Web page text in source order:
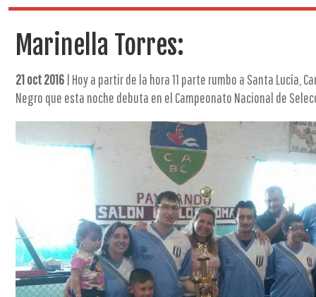
Marinella Torres:
21 oct 2016 | Hoy a partir de la hora 11 parte rumbo a Santa Lucía,
Negro que esta noche debuta en el Campeonato Nacional de